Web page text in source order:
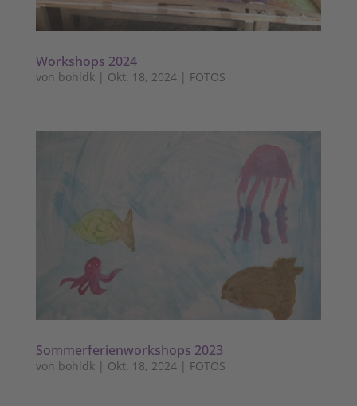
Workshops 2024
von bohldk| Okt. 18, 2024| FOTOS
Sommerferienworkshops 2023
von bohldk| Okt. 18, 2024| FOTOS